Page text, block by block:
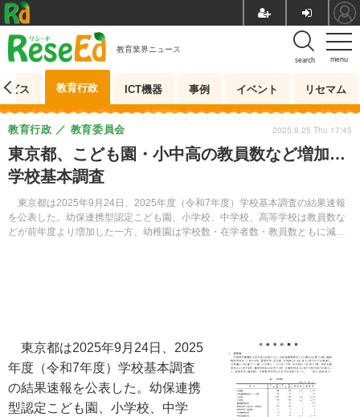
menu
search
教育業界ニュース
ビス 教育行政 ICT機器 事例 イベント リセマム
東京都、こども園・小中高の教員数など増加…
学校基本調査
東京都は2025年9月24日、2025年度（令和7年度）学校基本調査の結果速報
を公表した。幼保連携型認定こども園、小学校、中学校、高等学校は教員数な
どが前年度より増加した一方、幼稚園は学校数・在学者数・教員数ともに減少
教育行政 教育委員会 2025.9.25 Thu 17:45
東京都は2025年9月24日、2025
年度（令和7年度）学校基本調査
の結果速報を公表した。幼保連携
型認定こども園、小学校、中学